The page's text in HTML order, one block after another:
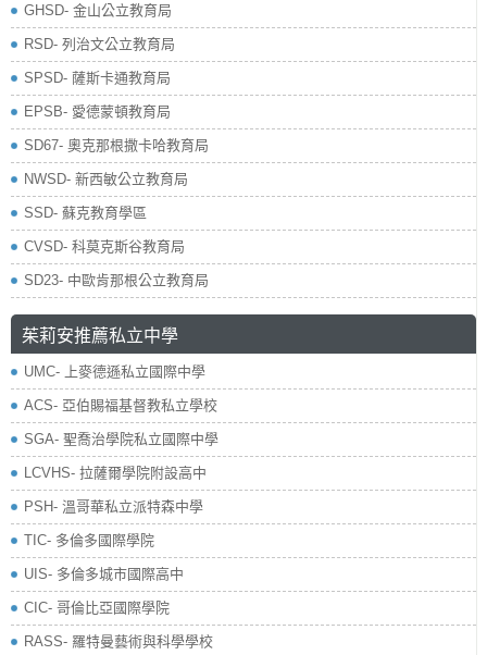
GHSD- 金山公立教育局
RSD- 列治文公立教育局
SPSD- 薩斯卡通教育局
EPSB- 愛德蒙頓教育局
SD67- 奧克那根撒卡哈教育局
NWSD- 新西敏公立教育局
SSD- 蘇克教育學區
CVSD- 科莫克斯谷教育局
SD23- 中歐肯那根公立教育局
茱莉安推薦私立中學
UMC- 上麥德遜私立國際中學
ACS- 亞伯賜福基督教私立學校
SGA- 聖喬治學院私立國際中學
LCVHS- 拉薩爾學院附設高中
PSH- 溫哥華私立派特森中學
TIC- 多倫多國際學院
UIS- 多倫多城市國際高中
CIC- 哥倫比亞國際學院
RASS- 羅特曼藝術與科學學校